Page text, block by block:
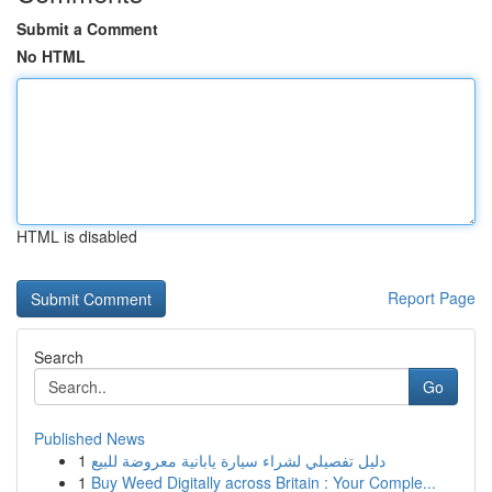
Submit a Comment
No HTML
HTML is disabled
Report Page
Search
Go
Published News
1 دليل تفصيلي لشراء سيارة يابانية معروضة للبيع
1 Buy Weed Digitally across Britain : Your Comple...